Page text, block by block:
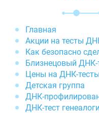
Главная
Акции на тесты
Как безопасно
Близнецовый ДНК-
Цены на ДНК-тесты
Детская группа
ДНК-
ДНК-тест